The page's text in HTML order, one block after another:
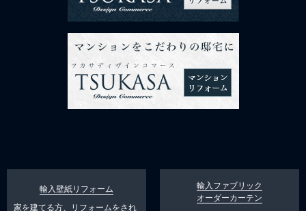
輸入壁紙リフォーム
家を建てる方、リフォームをされ
輸入ファブリック
オーダーカーテン